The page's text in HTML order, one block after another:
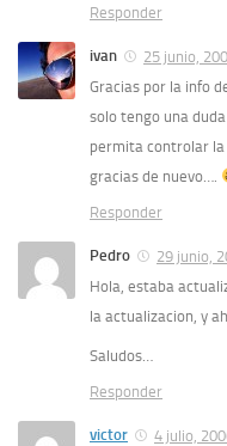
Responder
ivan
25 junio,
Gracias por la info
solo tengo una
permita controlar la
gracias de nuevo….
Responder
Pedro
29 junio,
Hola, estaba
la actualizacion, y
Saludos…
Responder
victor
4 julio,